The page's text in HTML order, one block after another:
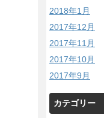
2018年1月
2017年12月
2017年11月
2017年10月
2017年9月
カテゴリー